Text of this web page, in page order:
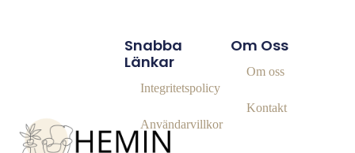
Om Oss
Om oss
Kontakt
Snabba
Länkar
Integritetspolicy
Användarvillkor